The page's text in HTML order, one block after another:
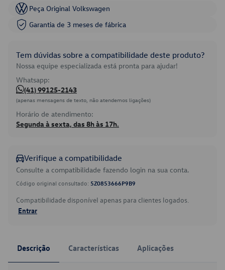
Peça Original Volkswagen
Garantia de 3 meses de fábrica
Tem dúvidas sobre a compatibilidade deste produto?
Nossa equipe especializada está pronta para ajudar!
Whatsapp:
(41) 99125-2143
(apenas mensagens de texto, não atendemos ligações)
Horário de atendimento:
Segunda à sexta, das 8h às 17h.
Verifique a compatibilidade
Consulte a compatibilidade fazendo login na sua conta.
Código original consultado: 5Z0853666P9B9
Compatibilidade disponível apenas para clientes logados.
Entrar
Descrição Características Aplicações